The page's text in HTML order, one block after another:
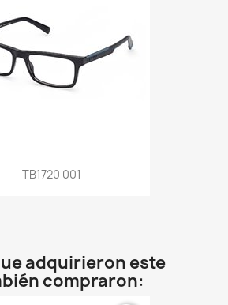
TB1720 001
adquirieron este
compraron: